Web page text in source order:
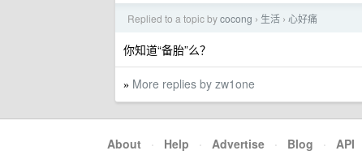
Replied to a topic bycocong › 生活 › 心好痛
你知道“备胎”么？
» More replies by zw1one
About · Help · Advertise · Blog · API